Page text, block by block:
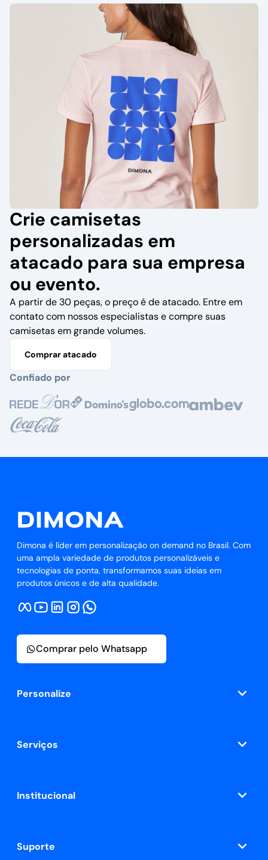
Crie camisetas
personalizadas em
atacado para sua empresa
ou evento.
A partir de 30 peças, o preço é de atacado. Entre em
contato com nossos especialistas e compre suas
camisetas em grande volumes.
Comprar atacado
Confiado por
Dimona é líder em personalização on demand no Brasil. Com
uma ampla variedade de produtos personalizáveis e
tecnologias de ponta, transformamos suas ideias em
produtos únicos e de alta qualidade.
Personalize
Serviços
Institucional
Suporte
Comprar pelo Whatsapp